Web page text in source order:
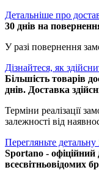
Детальніше про
30 днів на
У разі повернення
Дізнайтеся, як
Більшість товарів
днів. Доставка
Терміни реалізації
залежності від
Перегляньте
Sportano -
всесвітньовідомих